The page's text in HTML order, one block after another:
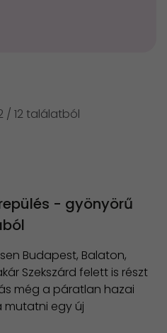
/ 12 találatból
- gyönyörű
Budapest, Balaton,
Szekszárd felett is részt
még a páratlan hazai
mutatni egy új